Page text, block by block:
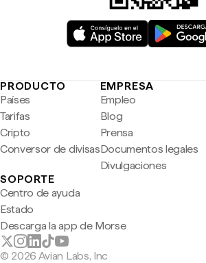
PRODUCTO
Países
Tarifas
Cripto
Conversor de divisas
EMPRESA
Empleo
Blog
Prensa
Documentos legales
Divulgaciones
SOPORTE
Centro de ayuda
Estado
Descarga la app de Morse
© 2026 Avian Labs, Inc